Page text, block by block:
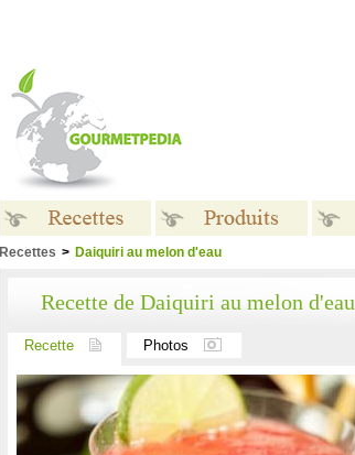
Recettes > Daiquiri au melon d'eau
Recette de Daiquiri au melon d'eau
Recette Photos
Recettes Produits